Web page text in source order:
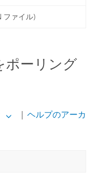
ファイル)
ポーリング
ヘルプのアーカ